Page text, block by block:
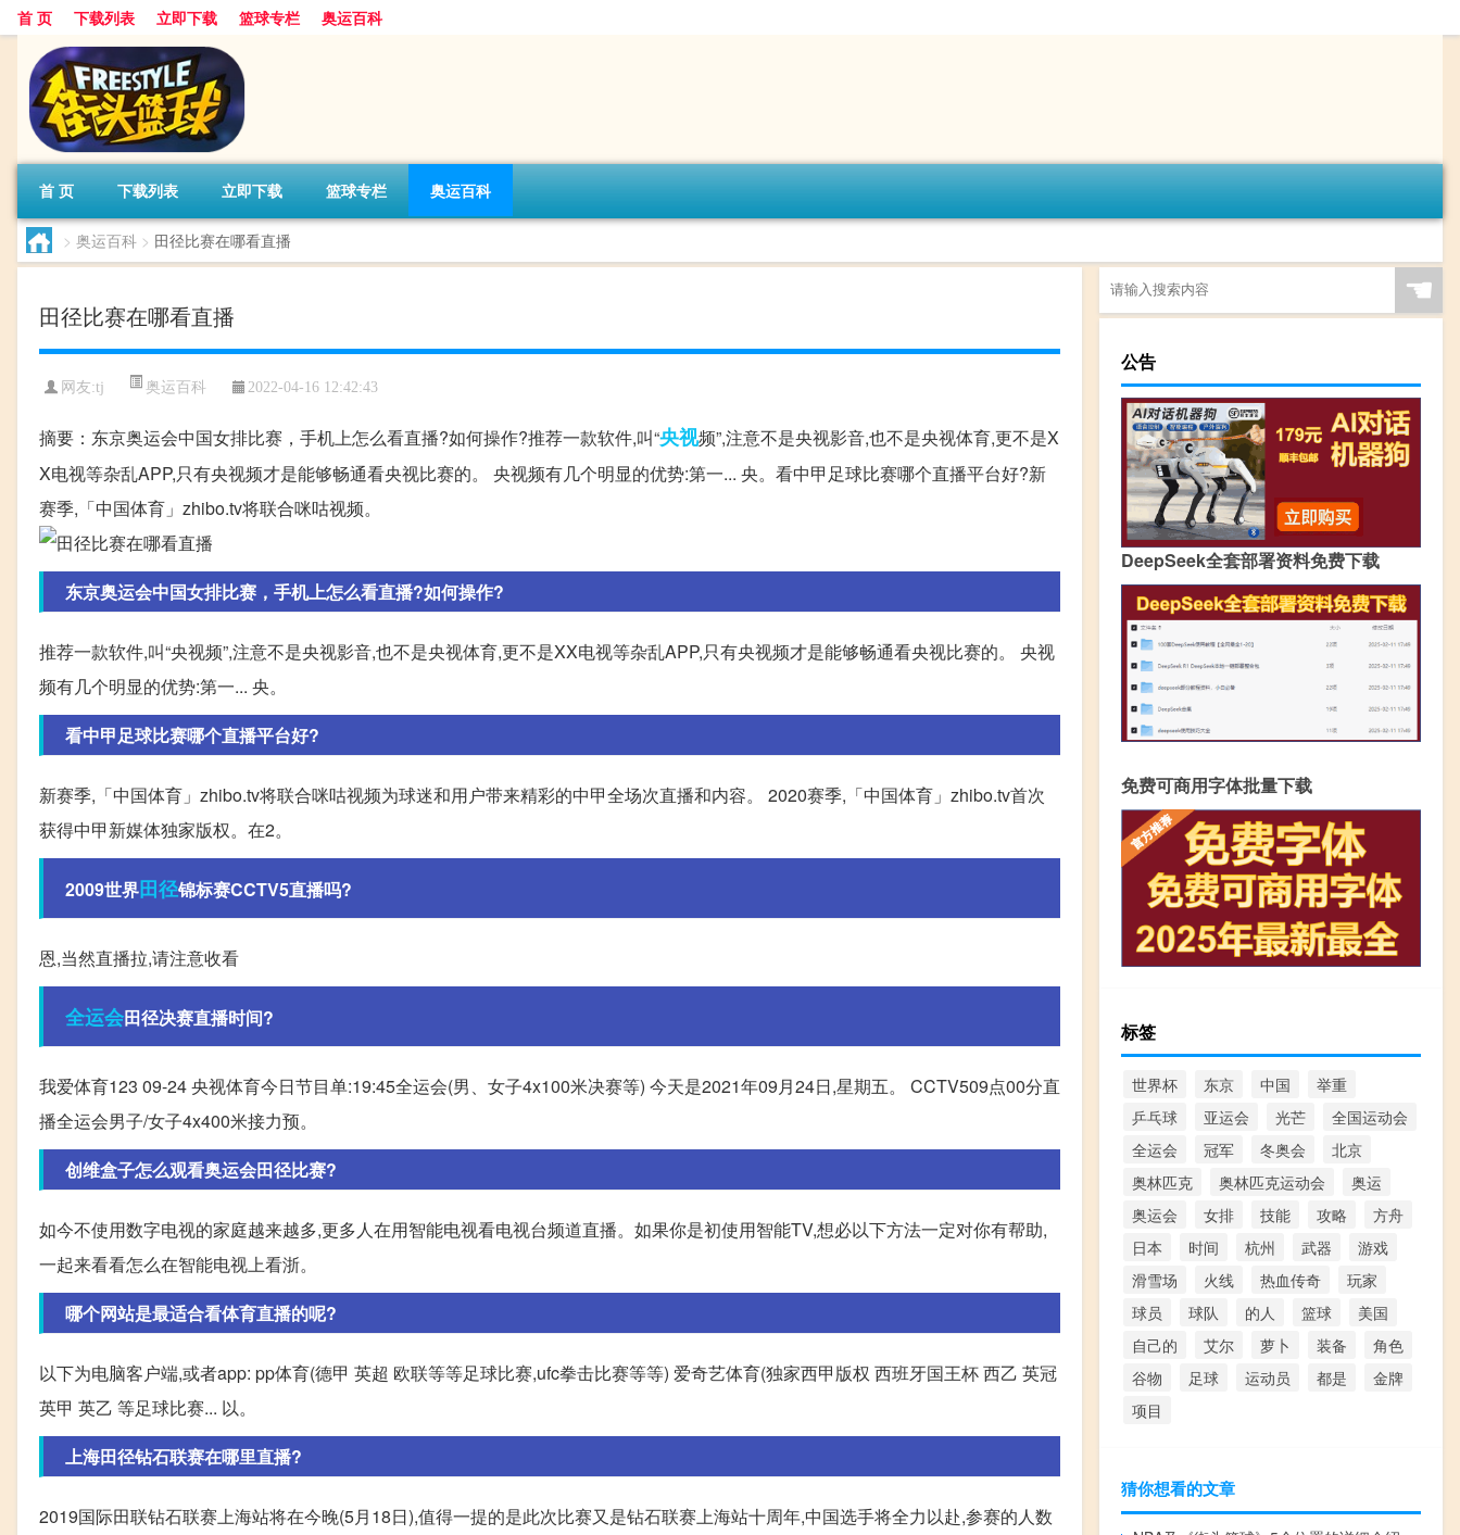
首 页 下载列表 立即下载 篮球专栏 奥运百科
首 页 下载列表 立即下载 篮球专栏 奥运百科
> 奥运百科 > 田径比赛在哪看直播
田径比赛在哪看直播
网友:tj 奥运百科 2022-04-16 12:42:43
摘要：东京奥运会中国女排比赛，手机上怎么看直播?如何操作?推荐一款软件,叫“央视频”,注意不是央视影音,也不是央视体育,更不是X
X电视等杂乱APP,只有央视频才是能够畅通看央视比赛的。 央视频有几个明显的优势:第一... 央。看中甲足球比赛哪个直播平台好?新
赛季,「中国体育」zhibo.tv将联合咪咕视频。
东京奥运会中国女排比赛，手机上怎么看直播?如何操作?
推荐一款软件,叫“央视频”,注意不是央视影音,也不是央视体育,更不是XX电视等杂乱APP,只有央视频才是能够畅通看央视比赛的。 央视
频有几个明显的优势:第一... 央。
看中甲足球比赛哪个直播平台好?
新赛季,「中国体育」zhibo.tv将联合咪咕视频为球迷和用户带来精彩的中甲全场次直播和内容。 2020赛季,「中国体育」zhibo.tv首次
获得中甲新媒体独家版权。在2。
2009世界田径锦标赛CCTV5直播吗?
恩,当然直播拉,请注意收看
全运会田径决赛直播时间?
我爱体育123 09-24 央视体育今日节目单:19:45全运会(男、女子4x100米决赛等) 今天是2021年09月24日,星期五。 CCTV509点00分直
播全运会男子/女子4x400米接力预。
创维盒子怎么观看奥运会田径比赛?
如今不使用数字电视的家庭越来越多,更多人在用智能电视看电视台频道直播。如果你是初使用智能TV,想必以下方法一定对你有帮助,
一起来看看怎么在智能电视上看浙。
哪个网站是最适合看体育直播的呢?
以下为电脑客户端,或者app: pp体育(德甲 英超 欧联等等足球比赛,ufc拳击比赛等等) 爱奇艺体育(独家西甲版权 西班牙国王杯 西乙 英冠
英甲 英乙 等足球比赛... 以。
上海田径钻石联赛在哪里直播?
2019国际田联钻石联赛上海站将在今晚(5月18日),值得一提的是此次比赛又是钻石联赛上海站十周年,中国选手将全力以赴,参赛的人数
☚
公告
DeepSeek全套部署资料免费下载
免费可商用字体批量下载
标签
世界杯 东京 中国
举重
乒乓球
亚运会 光芒
全国运动会
全运会
冠军 冬奥会
北京
奥林匹克
奥林匹克运动会
奥运
奥运会
女排 技能 攻略
方舟
日本
时间 杭州 武器
游戏
滑雪场
火线 热血传奇
玩家
球员
球队 的人 篮球
美国
自己的
艾尔 萝卜 装备
角色
谷物
足球 运动员 都是
金牌
项目
猜你想看的文章